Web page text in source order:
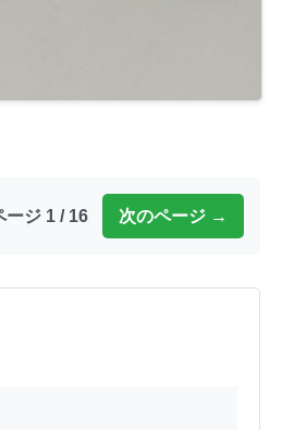
ージ 1 / 16 次のページ →